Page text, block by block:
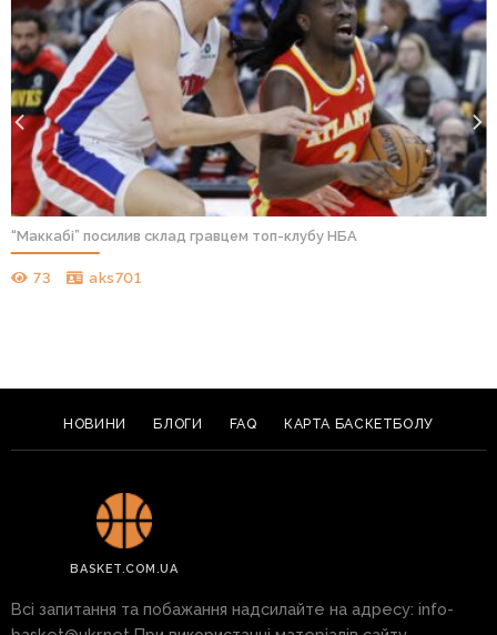
“Маккабі” посилив склад гравцем топ-клубу НБА
73 aks701
НОВИНИ БЛОГИ FAQ КАРТА БАСКЕТБОЛУ
BASKET.COM.UA
Всі запитання та побажання надсилайте на адресу: info-